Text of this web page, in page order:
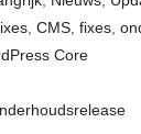
,CMS ,fixes ,
Core